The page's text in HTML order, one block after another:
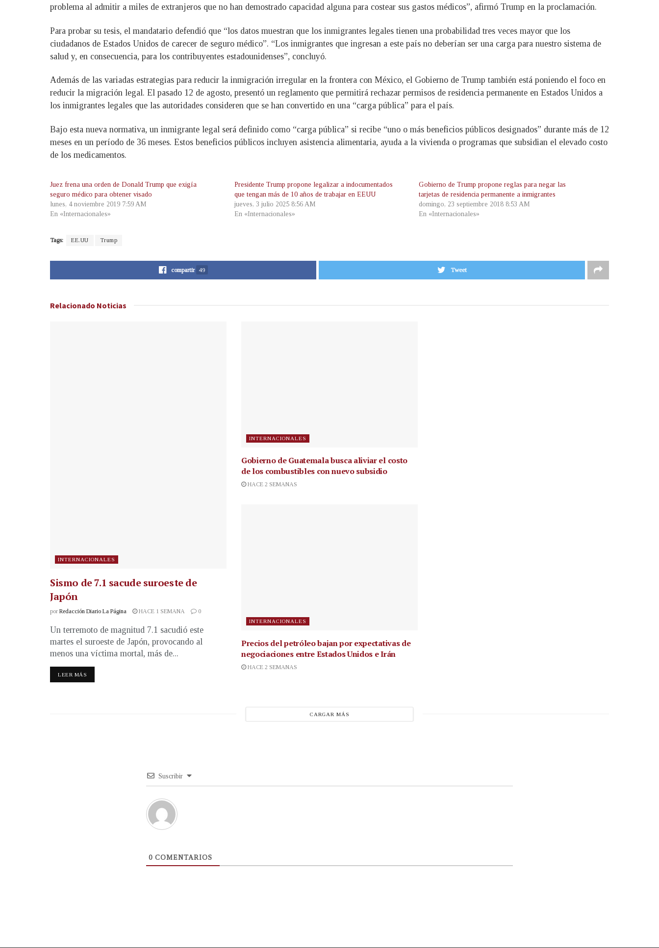
problema al admitir a miles de extranjeros que no han demostrado capacidad alguna para costear sus gastos médicos”, afirmó Trump en la proclamación.
Para probar su tesis, el mandatario defendió que “los datos muestran que los inmigrantes legales tienen una probabilidad tres veces mayor que los
ciudadanos de Estados Unidos de carecer de seguro médico”. “Los inmigrantes que ingresan a este país no deberían ser una carga para nuestro sistema de
salud y, en consecuencia, para los contribuyentes estadounidenses”, concluyó.
Además de las variadas estrategias para reducir la inmigración irregular en la frontera con México, el Gobierno de Trump también está poniendo el foco en
reducir la migración legal. El pasado 12 de agosto, presentó un reglamento que permitirá rechazar permisos de residencia permanente en Estados Unidos a
los inmigrantes legales que las autoridades consideren que se han convertido en una “carga pública” para el país.
Bajo esta nueva normativa, un inmigrante legal será definido como “carga pública” si recibe “uno o más beneficios públicos designados” durante más de 12
meses en un período de 36 meses. Estos beneficios públicos incluyen asistencia alimentaria, ayuda a la vivienda o programas que subsidian el elevado costo
de los medicamentos.
Juez frena una orden de Donald Trump que exigía
seguro médico para obtener visado
lunes, 4 noviembre 2019 7:59 AM
En «Internacionales»
Presidente Trump propone legalizar a indocumentados
que tengan más de 10 años de trabajar en EEUU
jueves, 3 julio 2025 8:56 AM
En «Internacionales»
Gobierno de Trump propone reglas para negar las
tarjetas de residencia permanente a inmigrantes
domingo, 23 septiembre 2018 8:53 AM
En «Internacionales»
Tags: EE.UU Trump
compartir 49 Tweet
Relacionado Noticias
INTERNACIONALES
Sismo de 7.1 sacude suroeste de
Japón
por Redacción Diario La Página HACE 1 SEMANA 0
Un terremoto de magnitud 7.1 sacudió este
martes el suroeste de Japón, provocando al
menos una víctima mortal, más de...
LEER MÁS
INTERNACIONALES
Gobierno de Guatemala busca aliviar el costo
de los combustibles con nuevo subsidio
HACE 2 SEMANAS
INTERNACIONALES
Precios del petróleo bajan por expectativas de
negociaciones entre Estados Unidos e Irán
HACE 2 SEMANAS
CARGAR MÁS
Suscribir
0 COMENTARIOS